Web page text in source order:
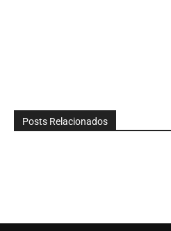
Posts Relacionados